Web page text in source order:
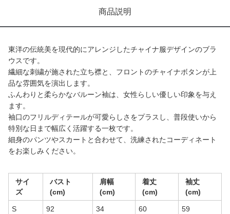
商品説明
東洋の伝統美を現代的にアレンジしたチャイナ服デザインのブラ
ウスです。
繊細な刺繍が施された立ち襟と、フロントのチャイナボタンが上
品な雰囲気を演出します。
ふんわりと柔らかなバルーン袖は、女性らしい優しい印象を与え
ます。
袖口のフリルディテールが可愛らしさをプラスし、普段使いから
特別な日まで幅広く活躍する一枚です。
細身のパンツやスカートと合わせて、洗練されたコーディネート
をお楽しみください。
サイ
ズ
バスト
(cm)
肩幅
(cm)
着丈
(cm)
袖丈
(cm)
S 92 34 60 59